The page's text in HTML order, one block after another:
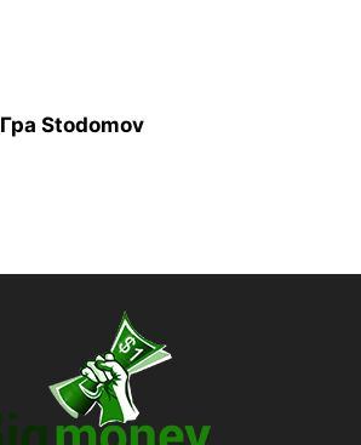
Гра Stodomov